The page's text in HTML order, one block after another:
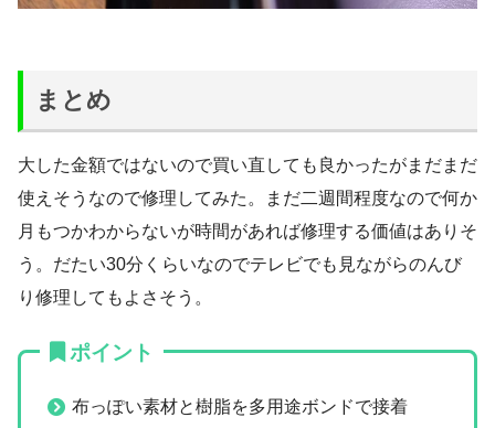
まとめ
大した金額ではないので買い直しても良かったがまだまだ
使えそうなので修理してみた。まだ二週間程度なので何か
月もつかわからないが時間があれば修理する価値はありそ
う。だたい30分くらいなのでテレビでも見ながらのんび
り修理してもよさそう。
ポイント
布っぽい素材と樹脂を多用途ボンドで接着